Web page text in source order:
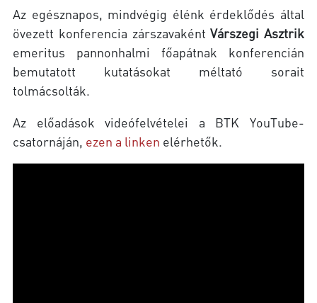
Az egésznapos, mindvégig élénk érdeklődés által
övezett konferencia zárszavakéntVárszegi Asztrik
emeritus pannonhalmi főapátnak konferencián
bemutatott kutatásokat méltató sorait
tolmácsolták.
Az előadások videófelvételei a BTK YouTube-
csatornáján, ezen a linken elérhetők.